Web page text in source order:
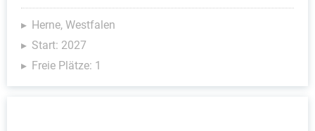
Herne, Westfalen
Start: 2027
Freie Plätze: 1